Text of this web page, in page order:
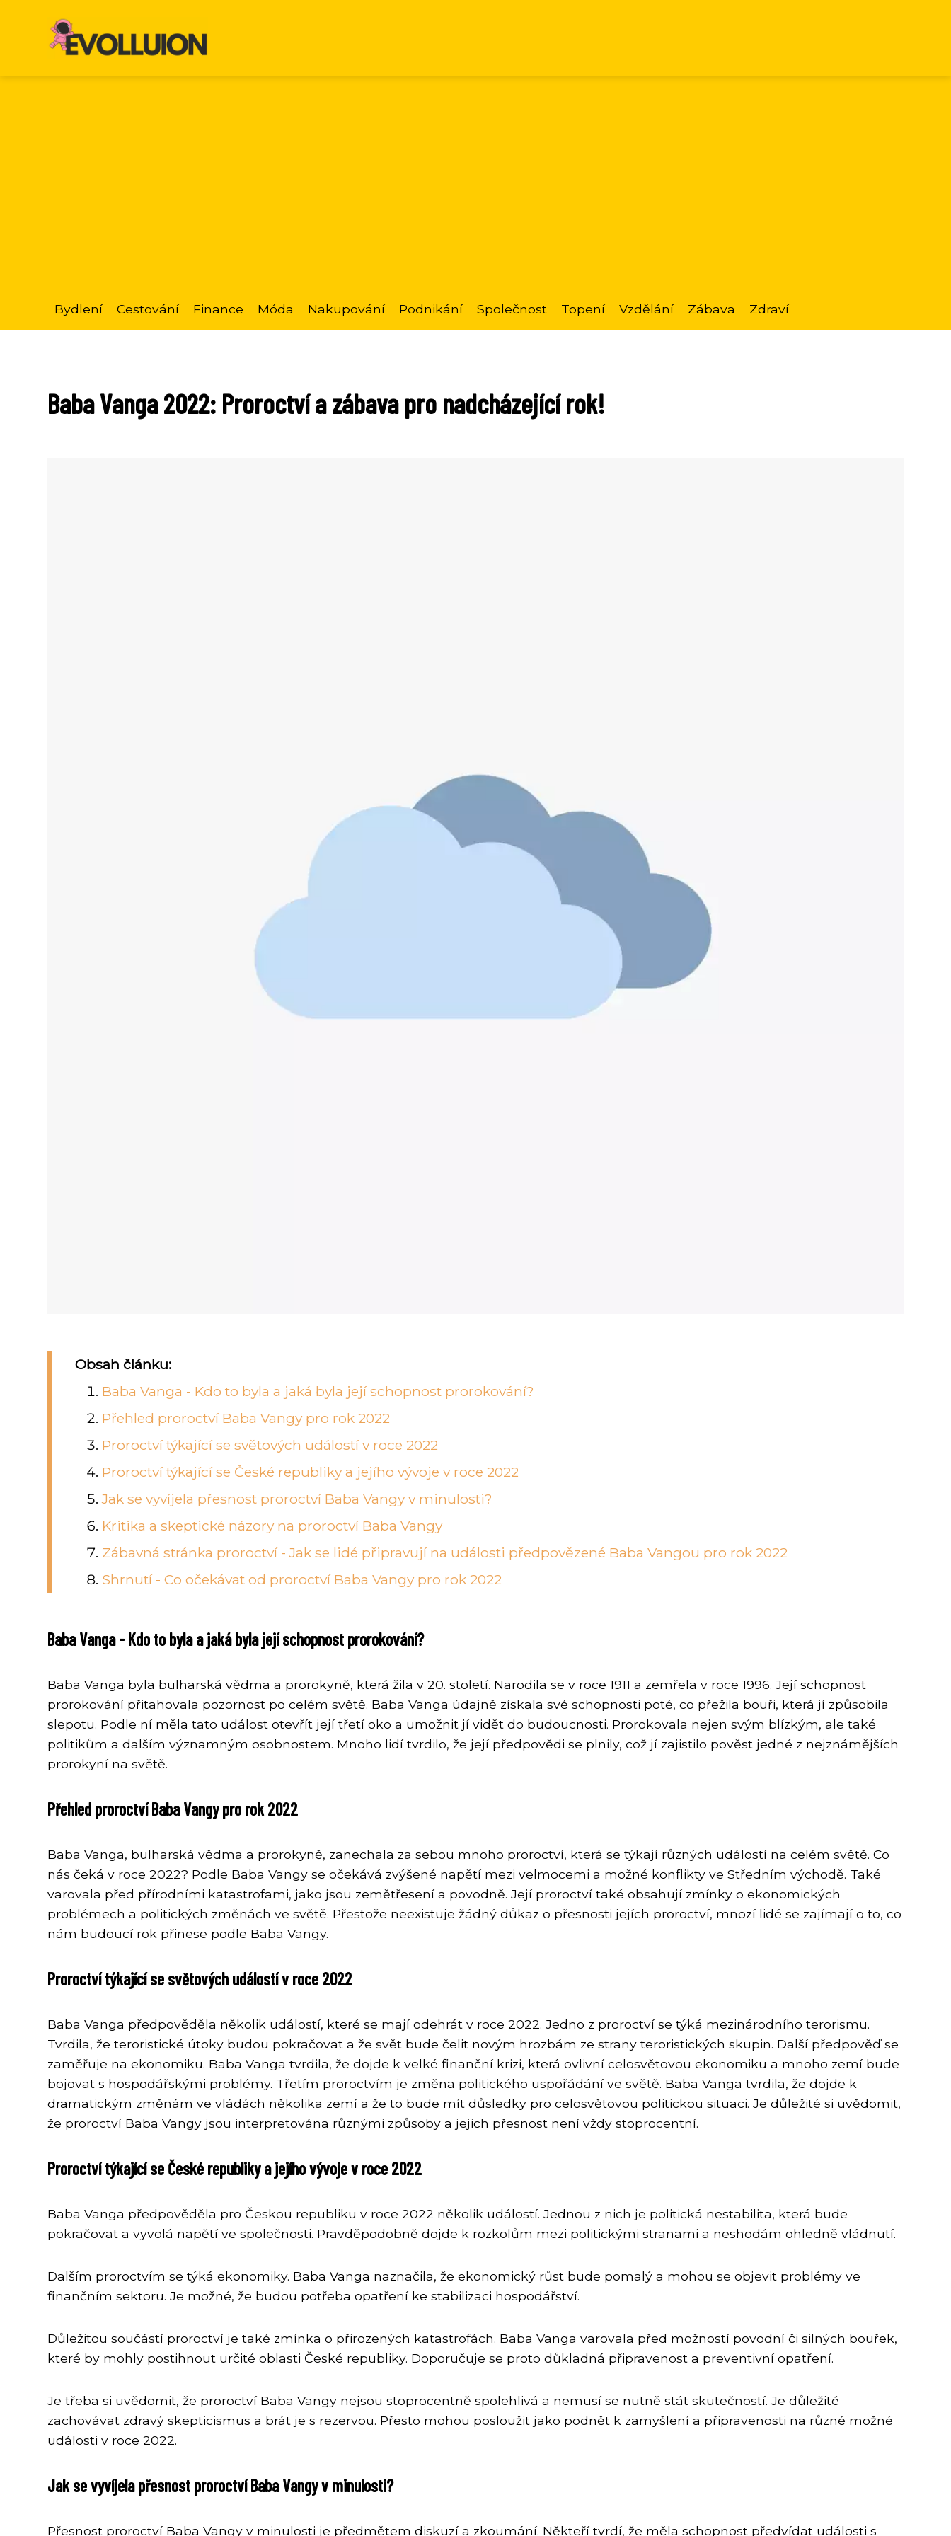
Bydlení Cestování Finance Móda Nakupování Podnikání Společnost Topení Vzdělání Zábava Zdraví
Baba Vanga 2022: Proroctví a zábava pro nadcházející rok!
Obsah článku:
Baba Vanga - Kdo to byla a jaká byla její schopnost prorokování?
Přehled proroctví Baba Vangy pro rok 2022
Proroctví týkající se světových událostí v roce 2022
Proroctví týkající se České republiky a jejího vývoje v roce 2022
Jak se vyvíjela přesnost proroctví Baba Vangy v minulosti?
Kritika a skeptické názory na proroctví Baba Vangy
Zábavná stránka proroctví - Jak se lidé připravují na události předpovězené Baba Vangou pro rok 2022
Shrnutí - Co očekávat od proroctví Baba Vangy pro rok 2022
Baba Vanga - Kdo to byla a jaká byla její schopnost prorokování?
Baba Vanga byla bulharská vědma a prorokyně, která žila v 20. století. Narodila se v roce 1911 a zemřela v roce 1996. Její schopnost
prorokování přitahovala pozornost po celém světě. Baba Vanga údajně získala své schopnosti poté, co přežila bouři, která jí způsobila
slepotu. Podle ní měla tato událost otevřít její třetí oko a umožnit jí vidět do budoucnosti. Prorokovala nejen svým blízkým, ale také
politikům a dalším významným osobnostem. Mnoho lidí tvrdilo, že její předpovědi se plnily, což jí zajistilo pověst jedné z nejznámějších
prorokyní na světě.
Přehled proroctví Baba Vangy pro rok 2022
Baba Vanga, bulharská vědma a prorokyně, zanechala za sebou mnoho proroctví, která se týkají různých událostí na celém světě. Co
nás čeká v roce 2022? Podle Baba Vangy se očekává zvýšené napětí mezi velmocemi a možné konflikty ve Středním východě. Také
varovala před přírodními katastrofami, jako jsou zemětřesení a povodně. Její proroctví také obsahují zmínky o ekonomických
problémech a politických změnách ve světě. Přestože neexistuje žádný důkaz o přesnosti jejích proroctví, mnozí lidé se zajímají o to, co
nám budoucí rok přinese podle Baba Vangy.
Proroctví týkající se světových událostí v roce 2022
Baba Vanga předpověděla několik událostí, které se mají odehrát v roce 2022. Jedno z proroctví se týká mezinárodního terorismu.
Tvrdila, že teroristické útoky budou pokračovat a že svět bude čelit novým hrozbám ze strany teroristických skupin. Další předpověď se
zaměřuje na ekonomiku. Baba Vanga tvrdila, že dojde k velké finanční krizi, která ovlivní celosvětovou ekonomiku a mnoho zemí bude
bojovat s hospodářskými problémy. Třetím proroctvím je změna politického uspořádání ve světě. Baba Vanga tvrdila, že dojde k
dramatickým změnám ve vládách několika zemí a že to bude mít důsledky pro celosvětovou politickou situaci. Je důležité si uvědomit,
že proroctví Baba Vangy jsou interpretována různými způsoby a jejich přesnost není vždy stoprocentní.
Proroctví týkající se České republiky a jejího vývoje v roce 2022
Baba Vanga předpověděla pro Českou republiku v roce 2022 několik událostí. Jednou z nich je politická nestabilita, která bude
pokračovat a vyvolá napětí ve společnosti. Pravděpodobně dojde k rozkolům mezi politickými stranami a neshodám ohledně vládnutí.
Dalším proroctvím se týká ekonomiky. Baba Vanga naznačila, že ekonomický růst bude pomalý a mohou se objevit problémy ve
finančním sektoru. Je možné, že budou potřeba opatření ke stabilizaci hospodářství.
Důležitou součástí proroctví je také zmínka o přirozených katastrofách. Baba Vanga varovala před možností povodní či silných bouřek,
které by mohly postihnout určité oblasti České republiky. Doporučuje se proto důkladná připravenost a preventivní opatření.
Je třeba si uvědomit, že proroctví Baba Vangy nejsou stoprocentně spolehlivá a nemusí se nutně stát skutečností. Je důležité
zachovávat zdravý skepticismus a brát je s rezervou. Přesto mohou posloužit jako podnět k zamyšlení a připravenosti na různé možné
události v roce 2022.
Jak se vyvíjela přesnost proroctví Baba Vangy v minulosti?
Přesnost proroctví Baba Vangy v minulosti je předmětem diskuzí a zkoumání. Někteří tvrdí, že měla schopnost předvídat události s